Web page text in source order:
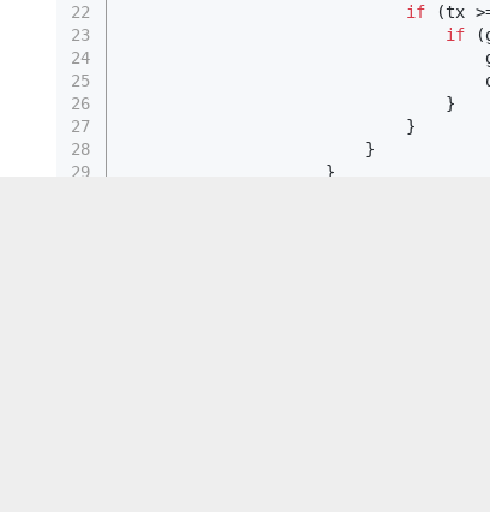
22
23
24
25
26
27
28
29
if (tx
if
                                }
                            }
                        }
                    }